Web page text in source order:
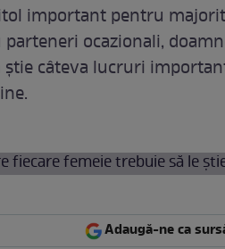
important pentru
ocazionali,
câteva lucruri
Adaugă-ne ca